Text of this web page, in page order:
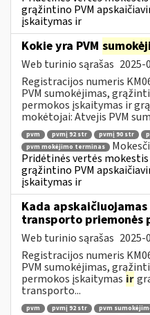
grąžintino PVM
įskaitymas ir
Kokie yra PVM
Web turinio sąrašas 2025-
Registracijos numeris
PVM sumokėjimas,
permokos įskaitymas ir
mokėtojai: Atvejis PVM
pvm pvmį 92 str pvmį 90 str
pvm mokėjimo terminas
Pridėtinės vertės mokestis
grąžintino PVM
įskaitymas ir
Kada
transporto priemonės
Web turinio sąrašas 2025-
Registracijos numeris
PVM sumokėjimas,
permokos įskaitymas ir
transporto...
pvm pvmį 92 str pvm